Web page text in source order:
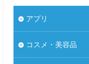
アプリ
コスメ・美容品